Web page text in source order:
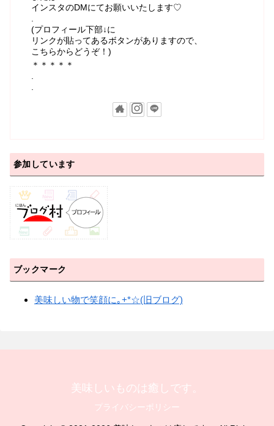
インスタのDMにてお願いいたします♡
.
(プロフィール下部↓に
リンクが貼ってあるボタンがありますので、
こちらからどうぞ！)
＊＊＊＊＊
.
.
参加しています
ブックマーク
美味しい物で笑顔に｡+*☆(旧ブログ)
美味しいものは癒しです。
プライバシーポリシー